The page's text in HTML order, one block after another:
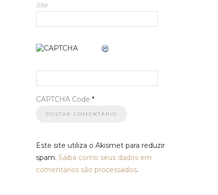
Site
CAPTCHA Code *
Este site utiliza o Akismet para reduzir
spam. Saiba como seus dados em
comentários são processados.